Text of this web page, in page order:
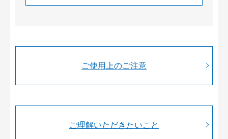
ご使用上のご注意
ご理解いただきたいこと